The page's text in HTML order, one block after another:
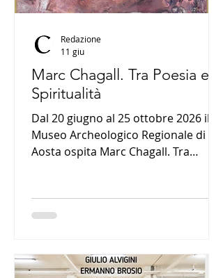
Marc Chagall. Tra Poesia e
Spiritualità
Dal 20 giugno al 25 ottobre 2026 il
Museo Archeologico Regionale di
Aosta ospita Marc Chagall. Tra
sculture, gouache, disegni, incisioni,
libri e ceramiche. Il percorso
Chagall, la Bibbia e il Cantico dei
Cantici.
Redazione
11 giu